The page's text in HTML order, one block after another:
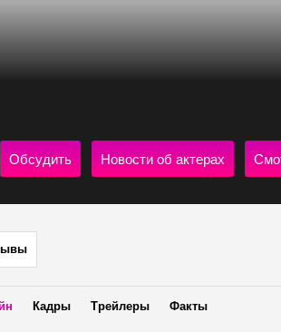
Обсудить Новости об актерах
Кадры Трейлеры Факты